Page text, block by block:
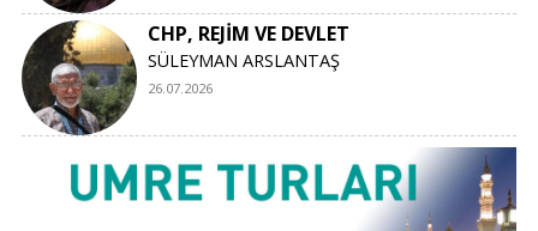
CHP, REJİM VE DEVLET
SÜLEYMAN ARSLANTAŞ
26.07.2026